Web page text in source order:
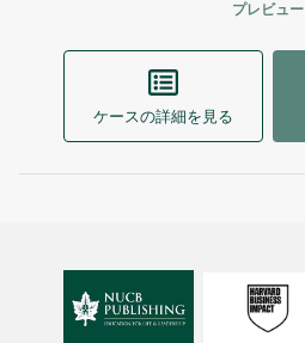
プレビュー
ケースの詳細を見る